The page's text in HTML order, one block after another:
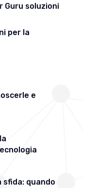
Guru soluzioni
per la
e
sfida: quando